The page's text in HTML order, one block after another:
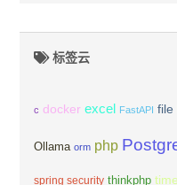
标签云
c docker excel FastAPI file
Ollama orm php
spring security thinkphp time